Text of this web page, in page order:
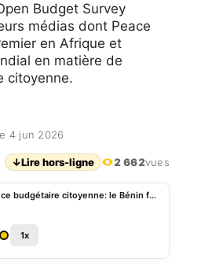
Budget Survey
médias dont Peace
en Afrique et
en matière de
citoyenne.
4 jun 2026
↓Lire hors-ligne 2 662vues
Gouvernance budgétaire citoyenne: le Bénin fait une percée en 10 ans selon les résultats de l’Open Budget Survey
1x